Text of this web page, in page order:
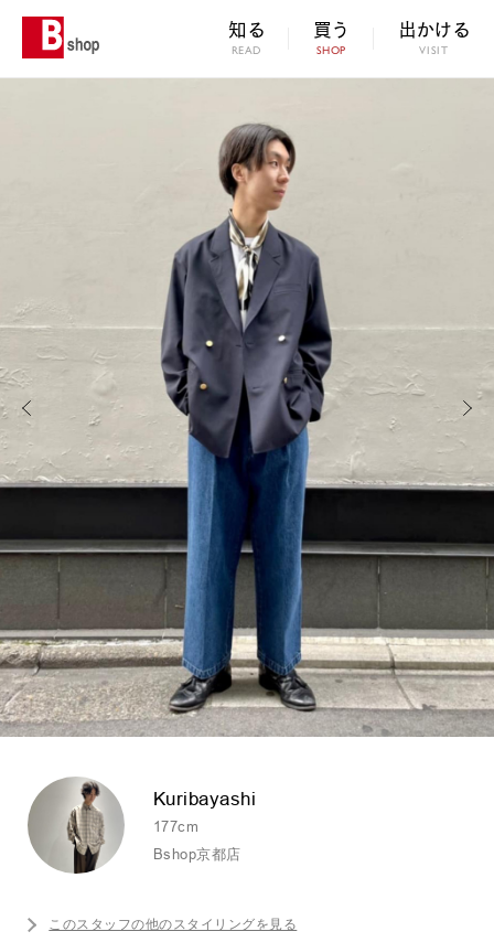
知る
READ
買う
SHOP
出かける
VISIT
Kuribayashi
177cm
Bshop京都店
このスタッフの他のスタイリングを見る